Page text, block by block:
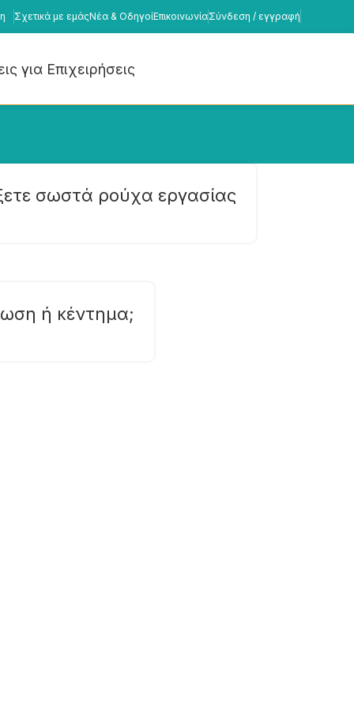
Σχετικά με εμάςΝέα & ΟδηγοίΕπικοινωνίαΣύνδεση / εγγραφή
για Επιχειρήσεις
σωστά ρούχα εργασίας
ή κέντημα;